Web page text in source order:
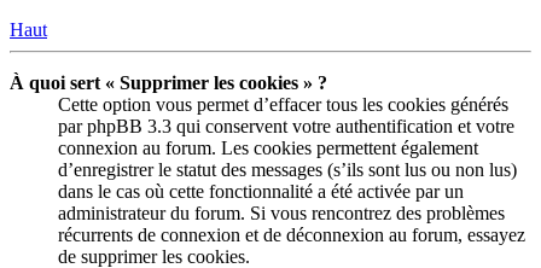
Haut
À quoi sert « Supprimer les cookies » ?
Cette option vous permet d’effacer tous les cookies générés
par phpBB 3.3 qui conservent votre authentification et votre
connexion au forum. Les cookies permettent également
d’enregistrer le statut des messages (s’ils sont lus ou non lus)
dans le cas où cette fonctionnalité a été activée par un
administrateur du forum. Si vous rencontrez des problèmes
récurrents de connexion et de déconnexion au forum, essayez
de supprimer les cookies.